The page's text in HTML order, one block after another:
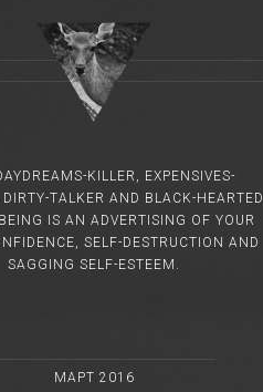
KILLER, EXPENSIVES-
TALKER AND BLACK-HEARTED
IS AN ADVERTISING OF YOUR
SELF-DESTRUCTION AND
SAGGING SELF-ESTEEM.
МАРТ 2016